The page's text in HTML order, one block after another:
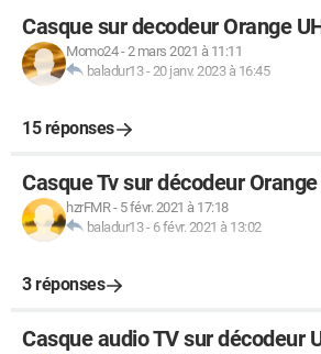
Casque sur decodeur Orange
Momo24-2 mars 2021 à 11:11
baladur13-20 janv. 2023 à 16:45
15 réponses
Casque Tv sur décodeur Orange
hzrFMR- 5 févr. 2021 à 17:18
baladur13- 6 févr. 2021 à 13:02
3 réponses
Casque audio TV sur décodeur